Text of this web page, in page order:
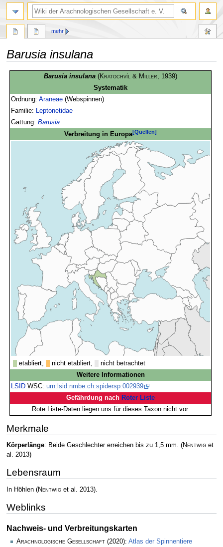
Barusia insulana
springen
springen
Barusia insulana (Kratochvíl & Miller , 1939)
Systematik
Ordnung:Araneae (Webspinnen)
Familie:
Leptonetidae
Gattung:Barusia
Verbreitung in Europa[Quellen]
etabliert, nicht etabliert,
nicht betrachtet
Weitere Informationen
LSID WSC:urn:lsid:nmbe.ch:spidersp:002939
Gefährdung nach Roter Liste
Rote Liste-Daten liegen uns für dieses Taxon nicht vor.
Merkmale
Körperlänge: Beide Geschlechter erreichen bis zu 1,5 mm. (Nentwiget
al. 2013)
Lebensraum
In Höhlen (Nentwiget al. 2013).
Weblinks
Nachweis- und Verbreitungskarten
Arachnologische Gesellschaft (2020): Atlas der Spinnentiere
mehr